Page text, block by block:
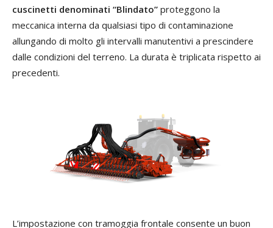
cuscinetti denominati “Blindato” proteggono la
meccanica interna da qualsiasi tipo di contaminazione
allungando di molto gli intervalli manutentivi a prescindere
dalle condizioni del terreno. La durata è triplicata rispetto ai
precedenti.
L’impostazione con tramoggia frontale consente un buon